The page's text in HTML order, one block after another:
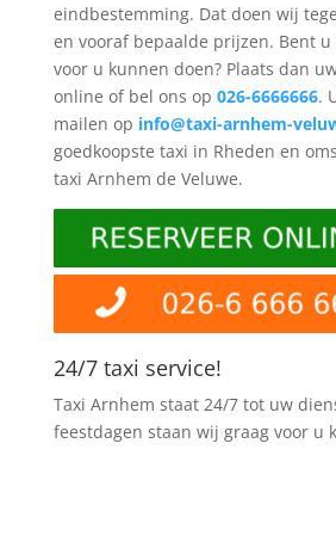
eindbestemming. Dat doen wij
en vooraf bepaalde prijzen. Bent
voor u kunnen doen? Plaats dan
online of bel ons op 026-6666666.
mailen op info@taxi-arnhem-
goedkoopste taxi in Rheden en
taxi Arnhem de Veluwe.
24/7 taxi service!
Taxi Arnhem staat 24/7 tot uw
feestdagen staan wij graag voor u